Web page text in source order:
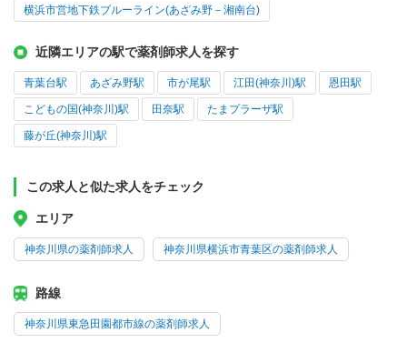
横浜市営地下鉄ブルーライン(あざみ野－湘南台)
近隣エリアの駅で薬剤師求人を探す
青葉台駅 あざみ野駅 市が尾駅 江田(神奈川)駅 恩田駅
こどもの国(神奈川)駅 田奈駅 たまプラーザ駅
藤が丘(神奈川)駅
この求人と似た求人をチェック
エリア
神奈川県の薬剤師求人 神奈川県横浜市青葉区の薬剤師求人
路線
神奈川県東急田園都市線の薬剤師求人